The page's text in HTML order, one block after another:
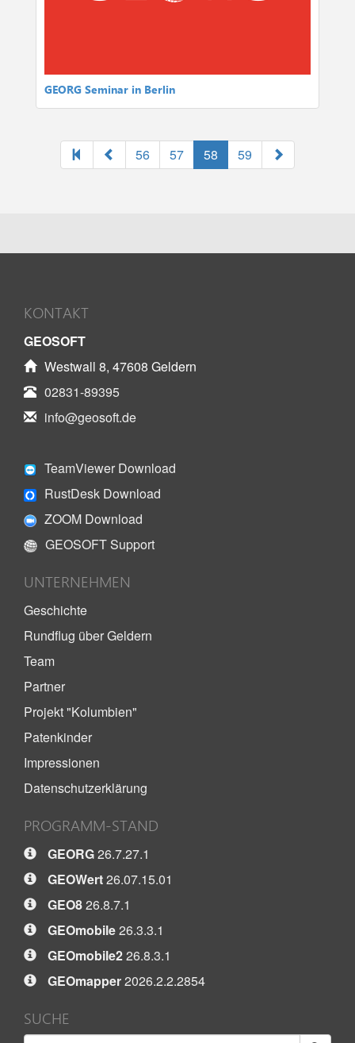
GEORG Seminar in Berlin
56 57 58 59
KONTAKT
GEOSOFT
Westwall 8, 47608 Geldern
02831-89395
info@geosoft.de
TeamViewer Download
RustDesk Download
ZOOM Download
GEOSOFT Support
UNTERNEHMEN
Geschichte
Rundflug über Geldern
Team
Partner
Projekt "Kolumbien"
Patenkinder
Impressionen
Datenschutzerklärung
PROGRAMM-STAND
GEORG26.7.27.1
GEOWert26.07.15.01
GEO826.8.7.1
GEOmobile26.3.3.1
GEOmobile226.8.3.1
GEOmapper2026.2.2.2854
SUCHE